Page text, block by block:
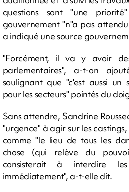
questions sont "une
gouvernement "n"a pas
a indiqué une source
"Forcément, il va y avoir
parlementaires", a-t-on
soulignant que "c'est aussi un
pour les secteurs" pointés du
Sans attendre, Sandrine
"urgence" à agir sur les
comme "le lieu de tous les
chose (qui relève du
consisterait à interdire
immédiatement", a-t-elle dit.